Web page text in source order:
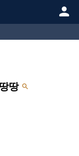

땅 